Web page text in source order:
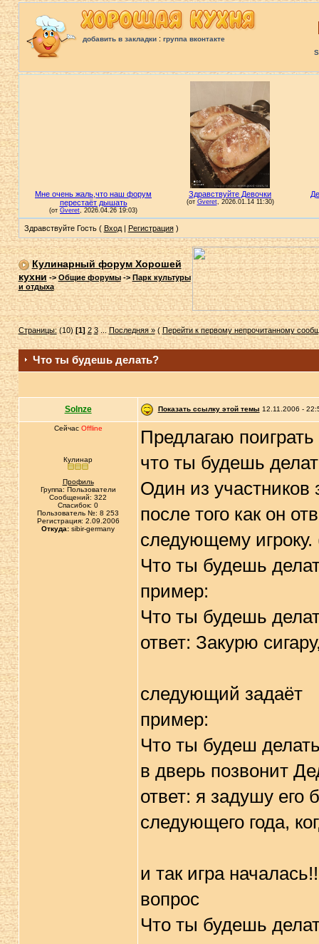
добавить в закладки: группа вконтакте
Здравствуйте Гость ( Вход| Регистрация)
Кулинарный форум Хорошей
кухни->Общие форумы-> Парк культуры
и отдыха
Страницы:(10)[1] 2 3...Последняя »(Перейти к первому непрочитанному
Что ты будешь делать?
Solnze Показать ссылку этой темы 12.11.2006 -
Сейчас Offline
Кулинар
Профиль
Группа: Пользователи
Сообщений: 322
Спасибок: 0
Пользователь №: 8 253
Регистрация: 2.09.2006
Откуда: sibir-germany
Предлагаю
что ты будешь
Один из участников
после того как он
следующему
Что ты будешь
пример:
Что ты будешь
ответ: Закурю
следующий задаёт
пример:
Что ты будеш
в дверь позвонит
ответ: я задушу его
следующего года,
и так игра
вопрос
Что ты будешь